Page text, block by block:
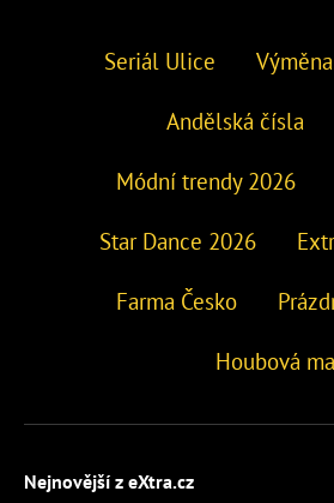
Seriál Ulice
Andělská čísla
Módní trendy 2026
Star Dance 2026
Farma Česko
Houbová
Nejnovější z eXtra.cz